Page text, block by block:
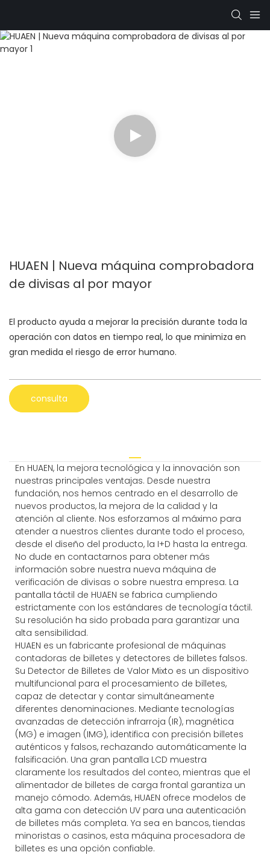
HUAEN | Nueva máquina comprobadora
de divisas al por mayor
El producto ayuda a mejorar la precisión durante toda la
operación con datos en tiempo real, lo que minimiza en
gran medida el riesgo de error humano.
consulta
En HUAEN, la mejora tecnológica y la innovación son
nuestras principales ventajas. Desde nuestra
fundación, nos hemos centrado en el desarrollo de
nuevos productos, la mejora de la calidad y la
atención al cliente. Nos esforzamos al máximo para
atender a nuestros clientes durante todo el proceso,
desde el diseño del producto, la I+D hasta la entrega.
No dude en contactarnos para obtener más
información sobre nuestra nueva máquina de
verificación de divisas o sobre nuestra empresa. La
pantalla táctil de HUAEN se fabrica cumpliendo
estrictamente con los estándares de tecnología táctil.
Su resolución ha sido probada para garantizar una
alta sensibilidad.
HUAEN es un fabricante profesional de máquinas
contadoras de billetes y detectores de billetes falsos.
Su Detector de Billetes de Valor Mixto es un dispositivo
multifuncional para el procesamiento de billetes,
capaz de detectar y contar simultáneamente
diferentes denominaciones. Mediante tecnologías
avanzadas de detección infrarroja (IR), magnética
(MG) e imagen (IMG), identifica con precisión billetes
auténticos y falsos, rechazando automáticamente la
falsificación. Una gran pantalla LCD muestra
claramente los resultados del conteo, mientras que el
alimentador de billetes de carga frontal garantiza un
manejo cómodo. Además, HUAEN ofrece modelos de
alta gama con detección UV para una autenticación
de billetes más completa. Ya sea en bancos, tiendas
minoristas o casinos, esta máquina procesadora de
billetes es una opción confiable.